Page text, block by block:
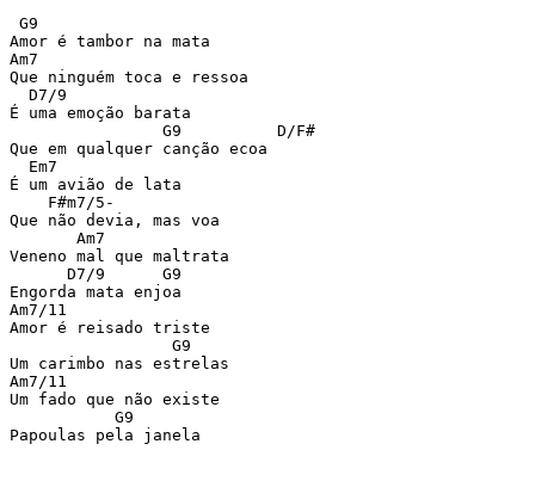
G9
Amor é tambor na mata
Am7
Que ninguém toca e ressoa
  D7/9
É uma emoção barata
                G9          D/F#
Que em qualquer canção ecoa
  Em7
É um avião de lata
    F#m7/5-
Que não devia, mas voa
       Am7
Veneno mal que maltrata
      D7/9      G9
Engorda mata enjoa
Am7/11
Amor é reisado triste
                 G9
Um carimbo nas estrelas
Am7/11
Um fado que não existe
           G9
Papoulas pela janela